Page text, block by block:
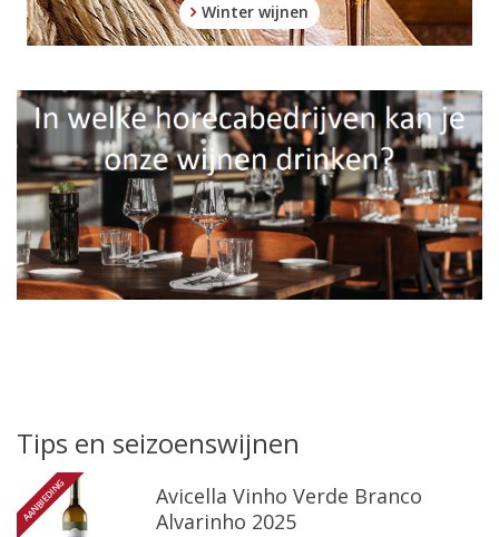
Winter wijnen
Tips en seizoenswijnen
AANBIEDING
Avicella Vinho Verde Branco
Alvarinho 2025